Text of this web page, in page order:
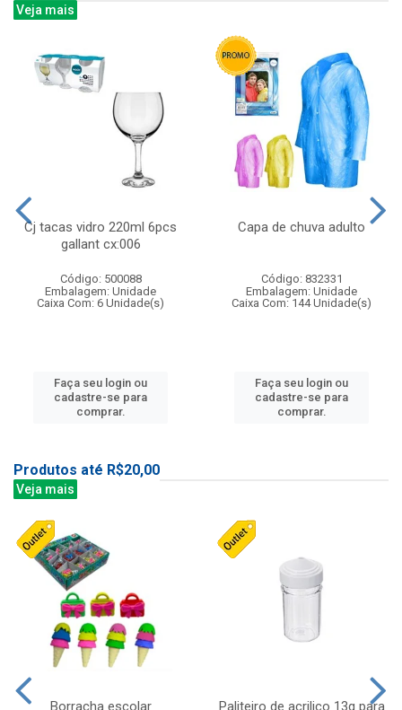
Veja mais
Cj tacas vidro 220ml 6pcs
gallant cx:006
Código: 500088
Embalagem: Unidade
Caixa Com: 6 Unidade(s)
Faça seu login ou
cadastre-se para
comprar.
Capa de chuva adulto
Código: 832331
Embalagem: Unidade
Caixa Com: 144 Unidade(s)
Faça seu login ou
cadastre-se para
comprar.
Produtos até R$20,00
Veja mais
Borracha escolar
Paliteiro de acrilico 13g para